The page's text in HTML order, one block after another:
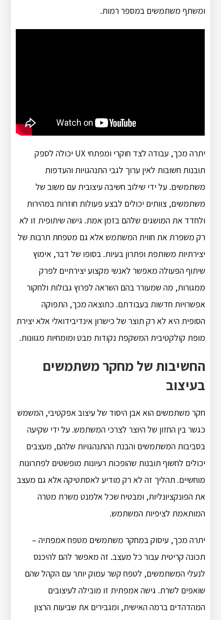
ומשתף משתמשים במספר רמות.
יתרה מכך, עבודה לצד חוקרי ומפתחי UX יכולה לספק
תובנות חשובות לאין ערוך לגבי התנהגויות והעדפות
משתמשים. על ידי שילוב חשיבה עיצובית עם משוב של
משתמשים, צוותים יכולים לבצע פעולות חוזרות במהירות
ולחדד את המושגים שלהם בזמן אמת. גישה שיתופית זו לא
רק משפרת את חווית המשתמש אלא גם מטפחת תרבות של
יצירתיות משותפת ופתרון בעיות. בסופו של דבר, אימוץ
שיתוף הפעולה מאפשר לאנשי מקצוע יצירתיים לפרק
ממגורות, מה שמעורר בהם השראה לפרוץ גבולות ולחקור
אפשרויות חדשות בעבודתם. כתוצאה מכך, התפוקה
הסופית היא לא רק תוצר של כישרון אינדיבידואלי אלא יצירת
מופת קולקטיבית המשקפת נקודות מבט ומומחיות מגוונות.
החשיבות של מחקר משתמשים
בעיצוב
חקר משתמשים הוא אבן היסוד של עיצוב אפקטיבי, המשמש
כגשר בין החזון של היוצר לצרכי המשתמש. על ידי שקיעה
בסביבות המשתמשים והבנת ההתנהגויות שלהם, מעצבים
יכולים לחשוף תובנות שהופכות רעיונות מופשטים לפתרונות
מוחשיים. תהליך זה לא רק מודיע לאסתטיקה אלא גם מעצב
את הפונקציונליות, ומבטיח שכל אלמנט משרת מטרה
המותאמת לציפיות המשתמש.
יתרה מכך, עיסוק במחקר משתמשים מטפח אמפתיה –
תכונה קריטית עבור כל מעצב. זה מאפשר להם להיכנס
לנעלי המשתמשים, לטפח קשר עמוק יותר עם הקהל שהם
שואפים לשרת. גישה אמפתית זו מובילה לעיצובים
המהדהדים ברמה האישית, ומגבירים את שביעות הרצון